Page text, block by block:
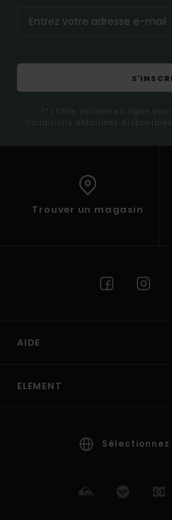
(*) Offre valable en ligne
Conditions détaillées
Trouver un magasin
AIDE
ELEMENT
Sélectionnez